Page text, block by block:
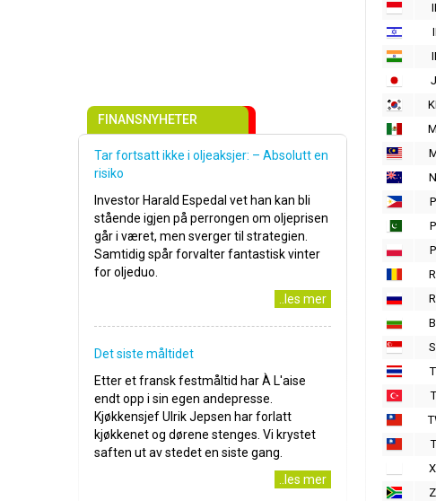
FINANSNYHETER
Tar fortsatt ikke i oljeaksjer: – Absolutt en
risiko
Investor Harald Espedal vet han kan bli
stående igjen på perrongen om oljeprisen
går i været, men sverger til strategien.
Samtidig spår forvalter fantastisk vinter
for oljeduo.
..les mer
Det siste måltidet
Etter et fransk festmåltid har À L'aise
endt opp i sin egen andepresse.
Kjøkkensjef Ulrik Jepsen har forlatt
kjøkkenet og dørene stenges. Vi krystet
saften ut av stedet en siste gang.
..les mer